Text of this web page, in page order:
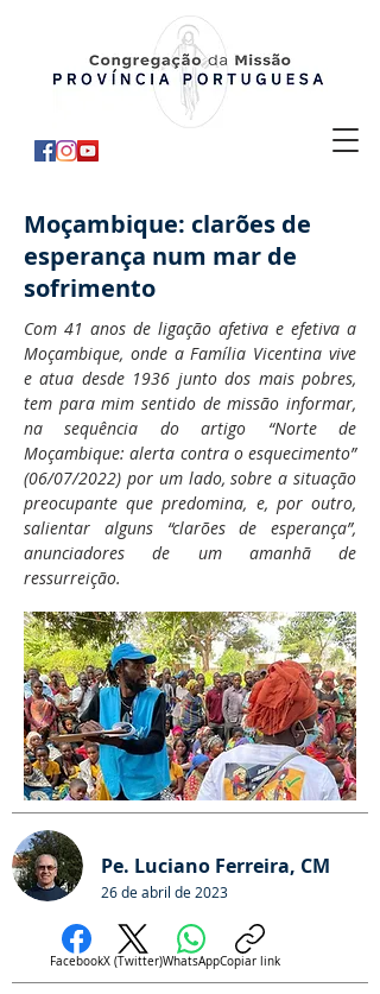
Moçambique: clarões de
esperança num mar de
sofrimento
Com 41 anos de ligação afetiva e efetiva a
Moçambique, onde a Família Vicentina vive
e atua desde 1936 junto dos mais pobres,
tem para mim sentido de missão informar,
na sequência do artigo “Norte de
Moçambique: alerta contra o esquecimento”
(06/07/2022) por um lado, sobre a situação
preocupante que predomina, e, por outro,
salientar alguns “clarões de esperança”,
anunciadores de um amanhã de
ressurreição.
Pe. Luciano Ferreira, CM
26 de abril de 2023
FacebookX (Twitter)WhatsAppCopiar link